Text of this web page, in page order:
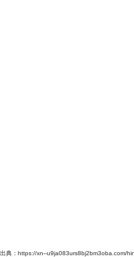
出典：https://xn--u9ja083urs8bj2bm3oba.com/